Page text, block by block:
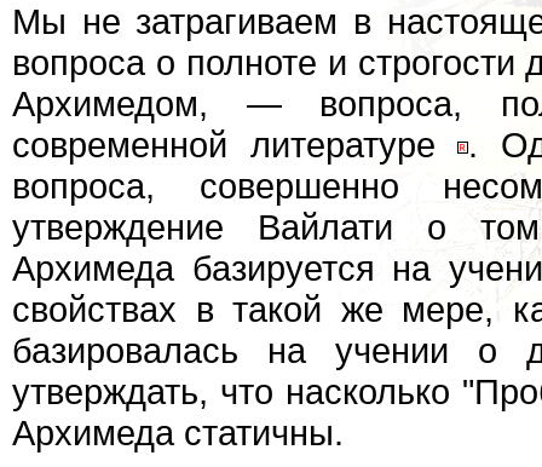
Мы не затрагиваем в
вопроса о полноте и строгости
Архимедом, — вопроса,
современной литературе .
вопроса, совершенно
утверждение Вайлати о
Архимеда базируется на
свойствах в такой же мере,
базировалась на учении о
утверждать, что насколько
Архимеда статичны.